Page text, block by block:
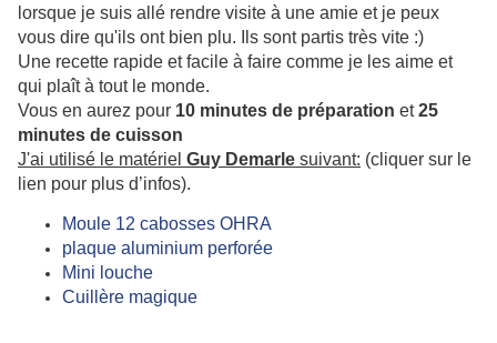
lorsque je suis allé rendre visite à une amie et je peux
vous dire qu'ils ont bien plu. Ils sont partis très vite :)
Une recette rapide et facile à faire comme je les aime et
qui plaît à tout le monde.
Vous en aurez pour 10 minutes de préparation et25
minutes de cuisson
J'ai utilisé le matériel Guy Demarle suivant: (cliquer sur le
lien pour plus d’infos).
Moule 12 cabosses OHRA
plaque aluminium perforée
Mini louche
Cuillère magique